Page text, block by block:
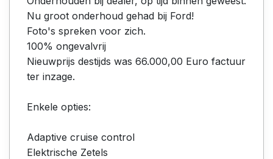
Nu groot onderhoud gehad bij Ford!
Foto's spreken voor zich.
100% ongevalvrij
Nieuwprijs destijds was 66.000,00 Euro factuur
ter inzage.
Enkele opties:
Adaptive cruise control
Elektrische Zetels